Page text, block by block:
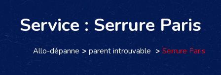
Service : Serrure Paris
Allo-dépanne parent introuvable Serrure Paris